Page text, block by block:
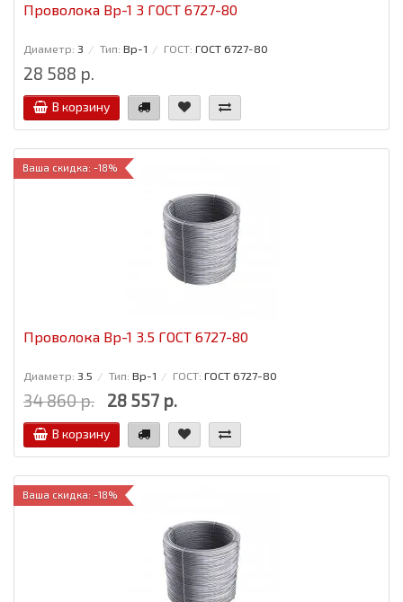
Проволока Вр-1 3 ГОСТ 6727-80
Диаметр: 3 Тип: Вр-1 ГОСТ: ГОСТ 6727-80
28 588 р.
В корзину
Ваша скидка: -18%
Проволока Вр-1 3.5 ГОСТ 6727-80
Диаметр: 3.5 Тип: Вр-1 ГОСТ: ГОСТ 6727-80
34 860 р. 28 557 р.
В корзину
Ваша скидка: -18%